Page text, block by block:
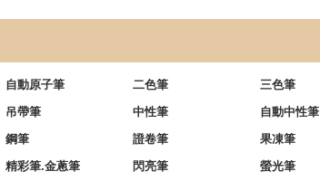
自動原子筆 二色筆 三色筆
吊帶筆 中性筆 自動中性筆
鋼筆 證卷筆 果凍筆
精彩筆.金蔥筆 閃亮筆 螢光筆